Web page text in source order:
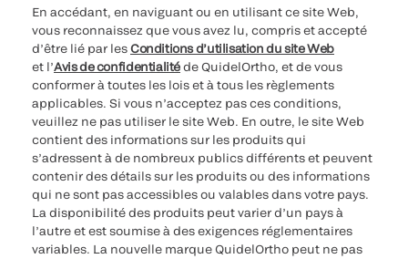
En accédant, en naviguant ou en utilisant ce site Web,
vous reconnaissez que vous avez lu, compris et accepté
d’être lié par lesConditions d’utilisation du site Web
et l’Avis de confidentialitéde QuidelOrtho, et de vous
conformer à toutes les lois et à tous les règlements
applicables. Si vous n’acceptez pas ces conditions,
veuillez ne pas utiliser le site Web. En outre, le site Web
contient des informations sur les produits qui
s’adressent à de nombreux publics différents et peuvent
contenir des détails sur les produits ou des informations
qui ne sont pas accessibles ou valables dans votre pays.
La disponibilité des produits peut varier d’un pays à
l’autre et est soumise à des exigences réglementaires
variables. La nouvelle marque QuidelOrtho peut ne pas